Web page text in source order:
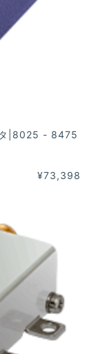
|8025 - 8475
¥73,398